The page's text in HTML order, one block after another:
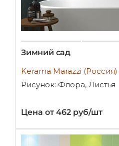
Зимний сад
Kerama Marazzi (Россия)
Рисунок: Флора, Листья
Цена от 462 руб/шт